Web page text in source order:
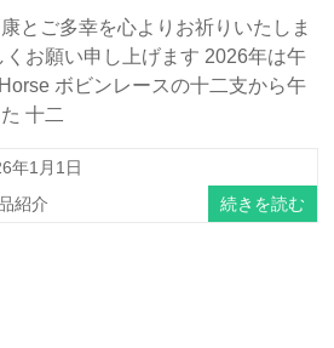
とご多幸を心よりお祈りいたしま
お願い申し上げます 2026年は午
ボビンレースの十二支から午
十二
年1月1日
紹介 続きを読む